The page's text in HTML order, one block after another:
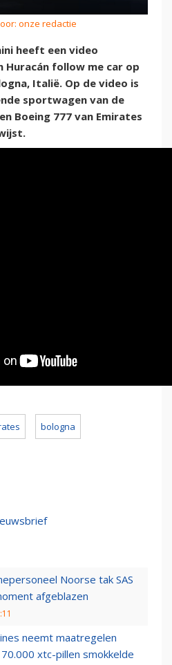
onze redactie
heeft een video
Huracán follow me car op
Italië. Op de video is
sportwagen van de
Boeing 777 van Emirates
bologna
Noorse tak SAS
afgeblazen
neemt maatregelen
xtc-pillen smokkelde